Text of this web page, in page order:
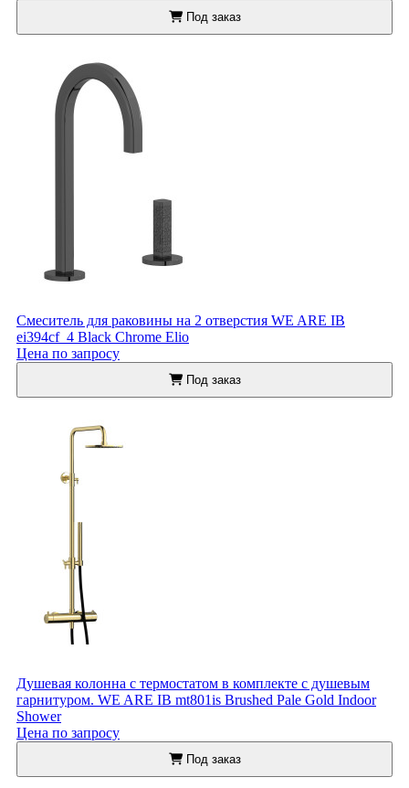
Под заказ
Смеситель для раковины на 2 отверстия WE ARE IB
ei394cf_4 Black Chrome Elio
Цена по запросу
Под заказ
Душевая колонна с термостатом в комплекте с душевым
гарнитуром. WE ARE IB mt801is Brushed Pale Gold Indoor
Shower
Цена по запросу
Под заказ